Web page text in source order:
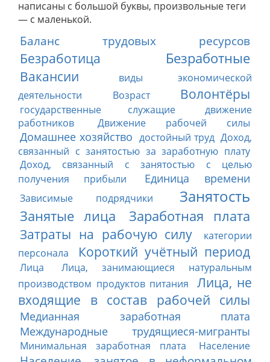
написаны с большой буквы, произвольные теги
— с маленькой.
Баланс трудовых ресурсов
Безработица Безработные
Вакансии
виды экономической
деятельности
Возраст Волонтёры
государственные служащие
движение
работников
Движение рабочей силы
Домашнее хозяйство достойный труд Доход,
связанный с занятостью за заработную плату
Доход, связанный с занятостью с целью
получения прибыли
Единица времени
Зависимые подрядчики Занятость
Занятые лица Заработная плата
Затраты на рабочую силу
категории
персонала
Короткий учётный период
Лица
Лица, занимающиеся натуральным
производством продуктов питания
Лица, не
входящие в состав рабочей силы
Медианная заработная плата
Международные трудящиеся-мигранты
Минимальная заработная плата Население